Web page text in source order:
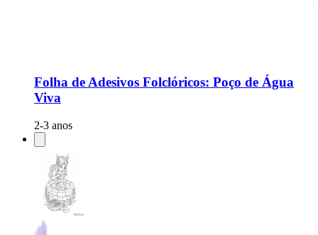
Folha de Adesivos Folclóricos: Poço de Água
Viva
2-3 anos